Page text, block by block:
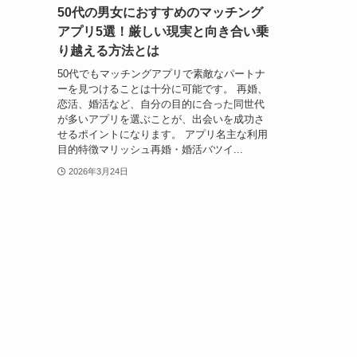
50代の男女におすすめのマッチング
アプリ5選！厳しい現実と向き合い乗
り越える方法とは
50代でもマッチングアプリで素敵なパートナ
ーを見つけることは十分に可能です。 再婚、
恋活、婚活など、自分の目的に合った同世代
が多いアプリを選ぶことが、出会いを成功さ
せるポイントになります。 アプリ名主な利用
目的特徴マリッシュ再婚・婚活バツイ...
2026年3月24日